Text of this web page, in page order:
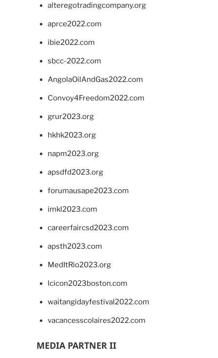
alteregotradingcompany.org
aprce2022.com
ibie2022.com
sbcc-2022.com
AngolaOilAndGas2022.com
Convoy4Freedom2022.com
grur2023.org
hkhk2023.org
napm2023.org
apsdfd2023.org
forumausape2023.com
imkl2023.com
careerfaircsd2023.com
apsth2023.com
MedItRio2023.org
lcicon2023boston.com
waitangidayfestival2022.com
vacancesscolaires2022.com
MEDIA PARTNER II